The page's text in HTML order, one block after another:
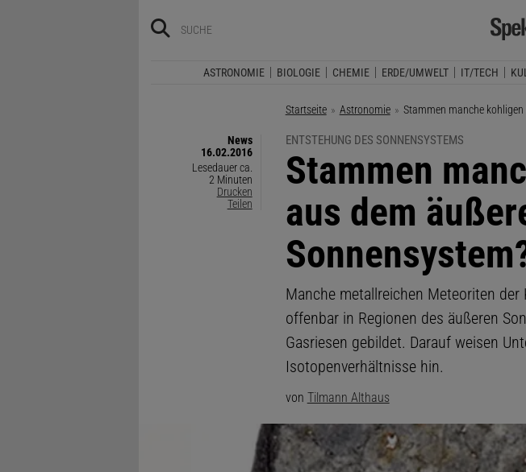
ASTRONOMIE BIOLOGIE CHEMIE ERDE/UMWELT IT/TECH
Startseite Astronomie Aktuelle Seite:
Stammen manche
News
16.02.2016
Lesedauer ca.
2 Minuten
Drucken
Teilen
ENTSTEHUNG DES SONNENSYSTEMS
:
Stammen
aus dem
Manche metallreichen Meteoriten
offenbar in Regionen des äußeren
Gasriesen gebildet. Darauf weisen
Isotopenverhältnisse hin.
von Tilmann Althaus